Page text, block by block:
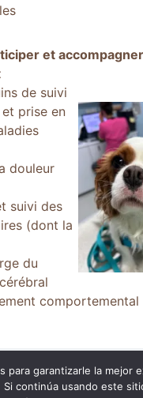
et
de suivi
prise en
douleur
suivi des
(dont la
du
comportemental
para garantizarle la mejor
continúa usando este